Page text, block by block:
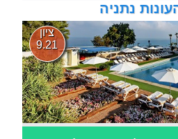
נתניה
ציון
9.21